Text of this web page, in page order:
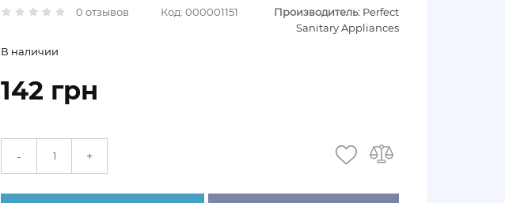
0 отзывов Код: 000001151 Производитель: Perfect
Sanitary Appliances
В наличии
142 грн
- +